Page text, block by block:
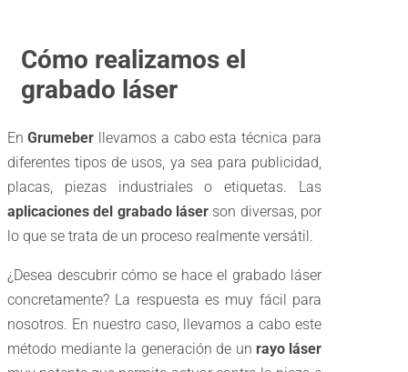
Cómo realizamos el
grabado láser
En Grumeber llevamos a cabo esta técnica para
diferentes tipos de usos, ya sea para publicidad,
placas, piezas industriales o etiquetas. Las
aplicaciones del grabado láser son diversas, por
lo que se trata de un proceso realmente versátil.
¿Desea descubrir cómo se hace el grabado láser
concretamente? La respuesta es muy fácil para
nosotros. En nuestro caso, llevamos a cabo este
método mediante la generación de un rayo láser